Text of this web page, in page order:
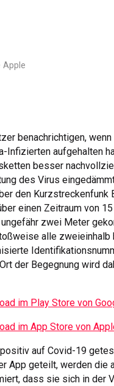
Apple
benachrichtigen,
Infizierten aufgehalten
besser
des Virus
den Kurzstreckenfunk
einen Zeitraum von
ungefähr zwei Meter
alle zweieinhalb
der Begegnung wird
im Play Store von
im App Store von
auf Covid-19
App geteilt, werden die
dass sie sich in der